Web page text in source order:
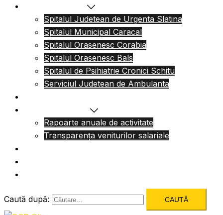
Spitalul Judetean de Urgenta Slatina
Spitalul Municipal Caracal
Spitalul Orasenesc Corabia
Spitalul Orasenesc Bals
Spitalul de Psihiatrie Cronici Schitu
Serviciul Judetean de Ambulanta
Rapoarte anuale de activitate
Transparența veniturilor salariale
Caută după: